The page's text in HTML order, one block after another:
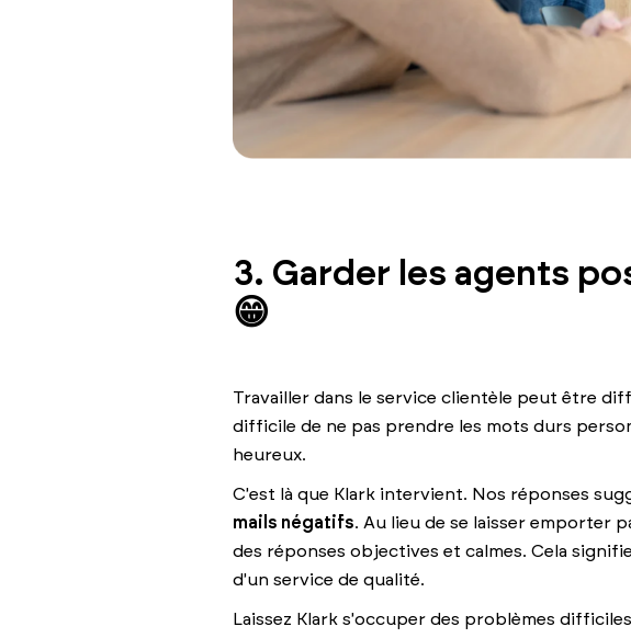
3. Garder les agents
😁
Travailler dans le service clientèle peut être
difficile de ne pas prendre les mots durs
heureux.
C'est là que Klark intervient. Nos réponses
mails négatifs. Au lieu de se laisser emporter
des réponses objectives et calmes. Cela
d'un service de qualité.
Laissez Klark s'occuper des problèmes